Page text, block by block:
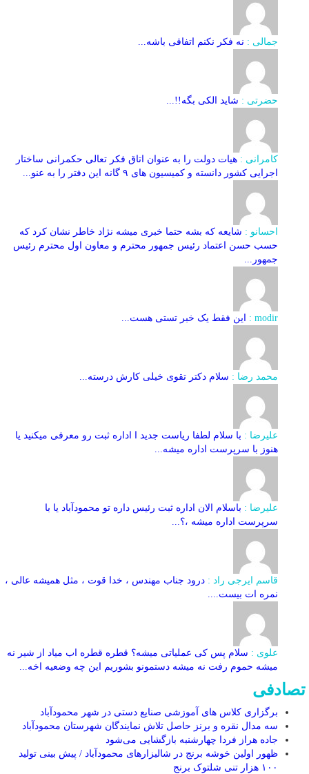
جمالی : نه فکر نکنم اتفاقی باشه...
حضرتی : شاید الکی بگه!!...
کامرانی : هیات دولت را به عنوان اتاق فکر تعالی حکمرانی ساختار
اجرایی کشور دانسته و کمیسیون های ۹ گانه این دفتر را به عنو...
احسانو : شایعه که بشه حتما خبری میشه نژاد خاطر نشان کرد که
حسب حسن اعتماد رئیس جمهور محترم و معاون اول محترم رئیس
جمهور...
modir : این فقط یک خبر تستی هست...
محمد رضا : سلام دکتر تقوی خیلی کارش درسته...
علیرضا : با سلام لطفا ریاست جدید ا اداره ثبت‌ رو معرفی میکنید یا
هنوز با سرپرست اداره‌ میشه...
علیرضا : باسلام الان اداره ثبت رئیس داره تو محمودآباد یا با
سرپرست اداره میشه ،؟...
قاسم ایرجی راد : درود جناب مهندس ، خدا قوت ، مثل همیشه عالی ،
نمره ات بیست....
علوی : سلام پس کی عملیاتی میشه؟ قطره قطره اب میاد از شیر نه
میشه حموم رفت نه میشه دستمونو بشوریم این چه وضعیه اخه...
تصادفی
برگزاری کلاس های آموزشی صنایع دستی در شهر محمودآباد
سه مدال نقره و برنز حاصل تلاش نمایندگان شهرستان محمودآباد
جاده هراز فردا چهارشنبه بازگشایی می‌شود
ظهور اولین خوشه برنج در شالیزارهای محمودآباد / پیش بینی تولید
۱۰۰ هزار تنی شلتوک برنج